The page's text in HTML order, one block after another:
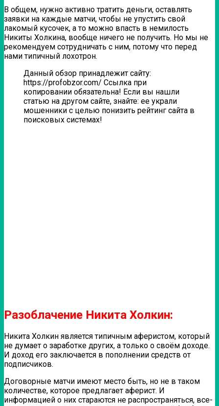
В общем, нужно активно тратить деньги, оставлять
заявки на каждые матчи, чтобы не упустить свой
лакомый кусочек, а то можно впасть в немилость
Никиты Холкина, вообще ничего не получить. Но мы не
рекомендуем сотрудничать с ним, потому что перед
нами типичный лохотрон.
Данный обзор принадлежит сайту:
https://profobzor.com/ Ссылка при
копировании обязательна! Если вы нашли
статью на другом сайте, знайте: ее украли
мошенники с целью понизить рейтинг сайта в
поисковых системах!
Разоблачение Никита Холкин:
Никита Холкин является типичным аферистом, который
не думает о заработке других, а только о своём доходе.
И доход его заключается в пополнении средств от
подписчиков.
Договорные матчи имеют место быть, но не в таком
количестве, которое предлагает аферист. И
информацией о них стараются не распространяться, все-